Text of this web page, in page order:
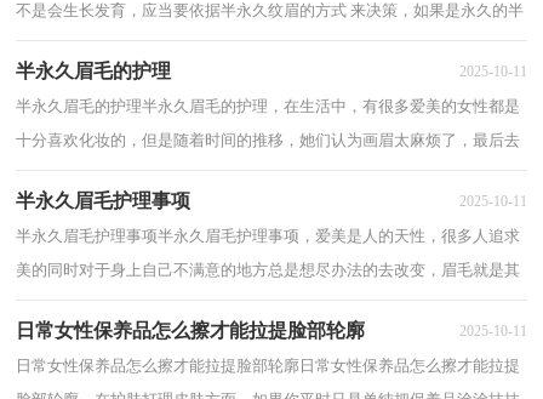
不是会生长发育，应当要依据半永久纹眉的方式 来决策，如果是永久的半
永久纹眉，一般是不容易生长发育的，下面是...
半永久眉毛的护理 2025-10-11
半永久眉毛的护理半永久眉毛的护理，在生活中，有很多爱美的女性都是
十分喜欢化妆的，但是随着时间的推移，她们认为画眉太麻烦了，最后去
纹眉了，小编和大家一起来看看半永久眉毛的护理...
半永久眉毛护理事项 2025-10-11
半永久眉毛护理事项半永久眉毛护理事项，爱美是人的天性，很多人追求
美的同时对于身上自己不满意的地方总是想尽办法的去改变，眉毛就是其
中一种，好看的眉毛能让一个人增加不少分数...
日常女性保养品怎么擦才能拉提脸部轮廓 2025-10-11
日常女性保养品怎么擦才能拉提脸部轮廓日常女性保养品怎么擦才能拉提